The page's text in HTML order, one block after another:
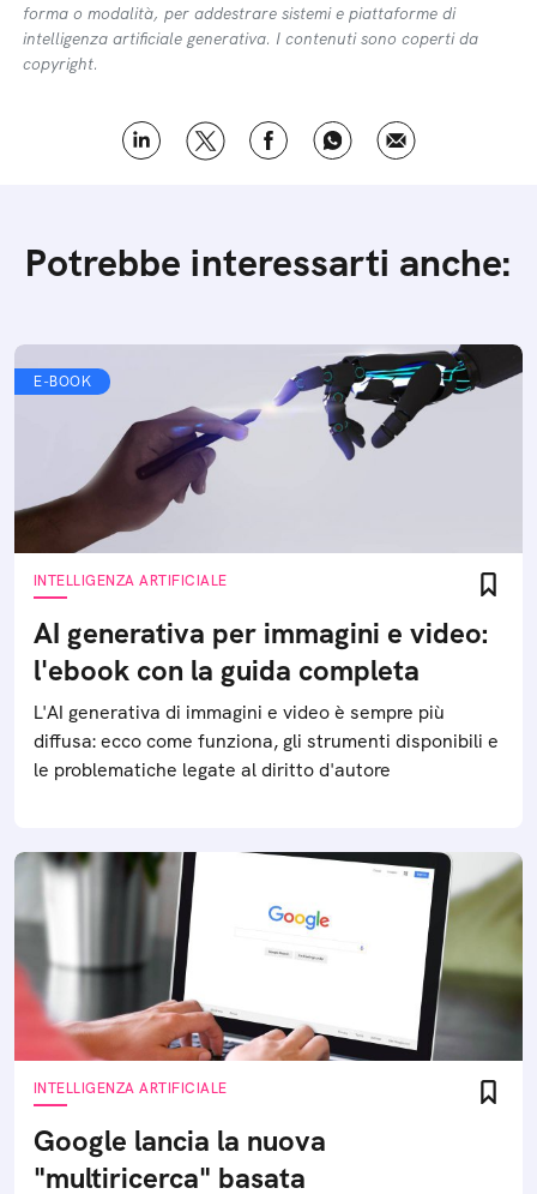
forma o modalità, per addestrare sistemi e piattaforme di
intelligenza artificiale generativa. I contenuti sono coperti da
copyright.
Potrebbe interessarti anche:
E-BOOK
INTELLIGENZA ARTIFICIALE
AI generativa per immagini e video:
l'ebook con la guida completa
L'AI generativa di immagini e video è sempre più
diffusa: ecco come funziona, gli strumenti disponibili e
le problematiche legate al diritto d'autore
INTELLIGENZA ARTIFICIALE
Google lancia la nuova
"multiricerca" basata